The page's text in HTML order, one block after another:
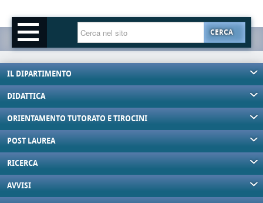
CERCA
IL DIPARTIMENTO
DIDATTICA
ORIENTAMENTO TUTORATO E TIROCINI
POST LAUREA
RICERCA
AVVISI